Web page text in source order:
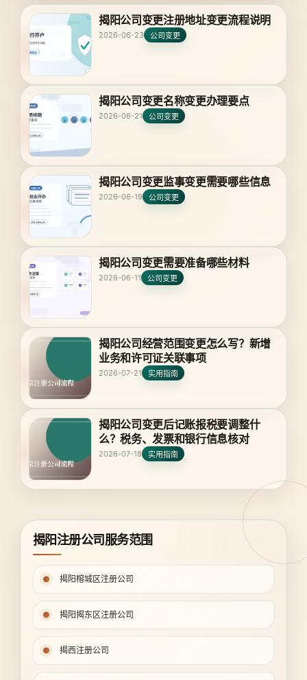
揭阳公司变更注册地址变更流程说明
2026-06-23 公司变更
揭阳公司变更名称变更办理要点
2026-06-21 公司变更
揭阳公司变更监事变更需要哪些信息
2026-06-19 公司变更
揭阳公司变更需要准备哪些材料
2026-06-11 公司变更
揭阳公司经营范围变更怎么写？新增
业务和许可证关联事项
2026-07-21 实用指南
揭阳公司变更后记账报税要调整什
么？税务、发票和银行信息核对
2026-07-18 实用指南
揭阳注册公司服务范围
揭阳榕城区注册公司
揭阳揭东区注册公司
揭西注册公司